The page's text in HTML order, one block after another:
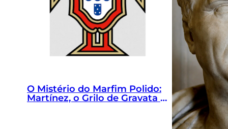
O Mistério do Marfim Polido:
Martínez, o Grilo de Gravata e